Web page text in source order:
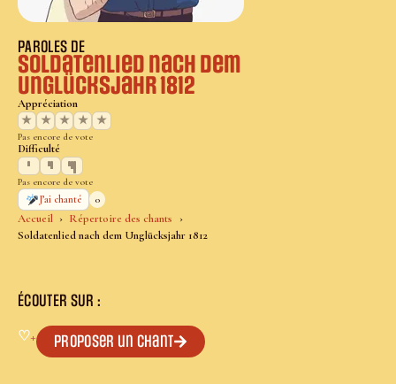
Accueil
Répertoire des chants
Soldatenlied nach dem Unglücksjahr 1812
PAROLES DE
Soldatenlied nach dem
Unglücksjahr 1812
Appréciation
★
★ ★ ★ ★
Pas encore de vote
Difficulté
Pas encore de vote
J’ai chanté
0
ÉCOUTER SUR :
♡+ Proposer un chant